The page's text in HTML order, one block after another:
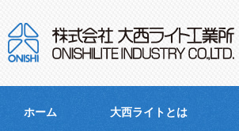
ホーム 大西ライトとは